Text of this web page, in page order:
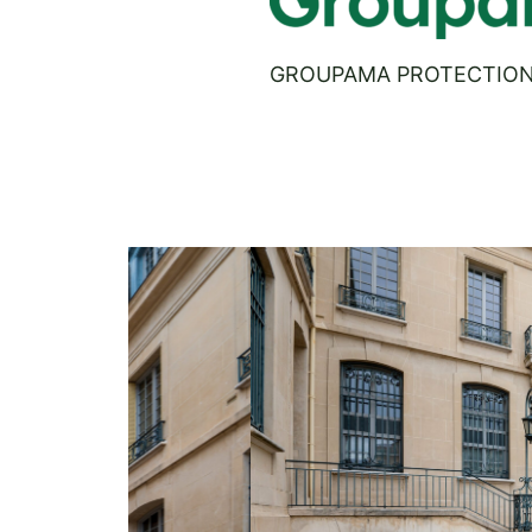
GROUPAMA